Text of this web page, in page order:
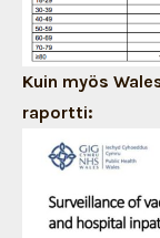
Kuin myös
raportti: